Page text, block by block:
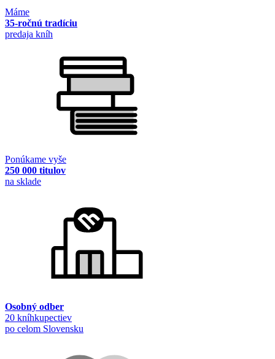
Máme
35-ročnú tradíciu
predaja kníh
Ponúkame vyše
250 000 titulov
na sklade
Osobný odber
20 kníhkupectiev
po celom Slovensku